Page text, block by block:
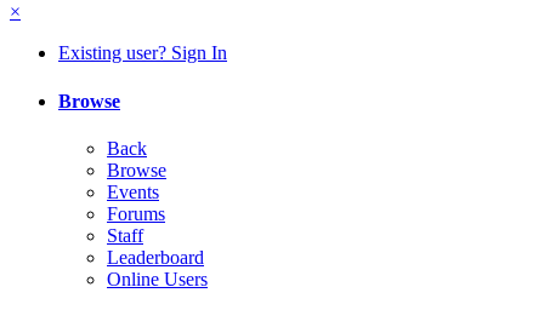
×
Existing user? Sign In
Browse
Back
Browse
Events
Forums
Staff
Leaderboard
Online Users